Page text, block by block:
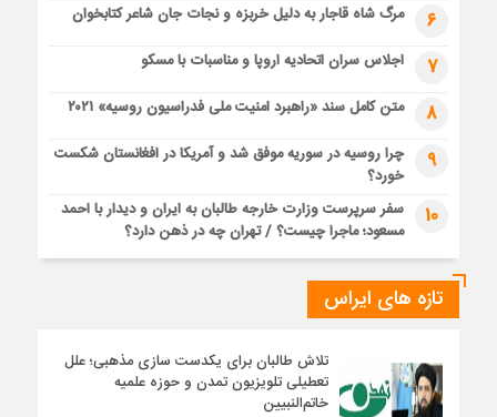
6 مرگ شاه قاجار به دلیل خربزه و نجات جان شاعر کتابخوان
7 اجلاس سران اتحادیه اروپا و مناسبات با مسکو
8 متن کامل سند «راهبرد امنیت ملی فدراسیون روسیه» ۲۰۲۱
9
چرا روسیه در سوریه موفق شد و آمریکا در افغانستان شکست
خورد؟
10
سفر سرپرست وزارت خارجه طالبان به ایران و دیدار با احمد
مسعود؛ ماجرا چیست؟ / تهران چه در ذهن دارد؟
تازه های ایراس
تلاش طالبان برای یکدست سازی مذهبی؛ علل
تعطیلی تلویزیون تمدن و حوزه علمیه
خاتم‌النبیین